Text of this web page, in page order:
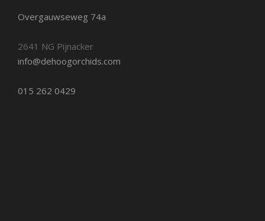
Overgauwseweg 74a
2641 NG Pijnacker
info@dehoogorchids.com
015 262 0429